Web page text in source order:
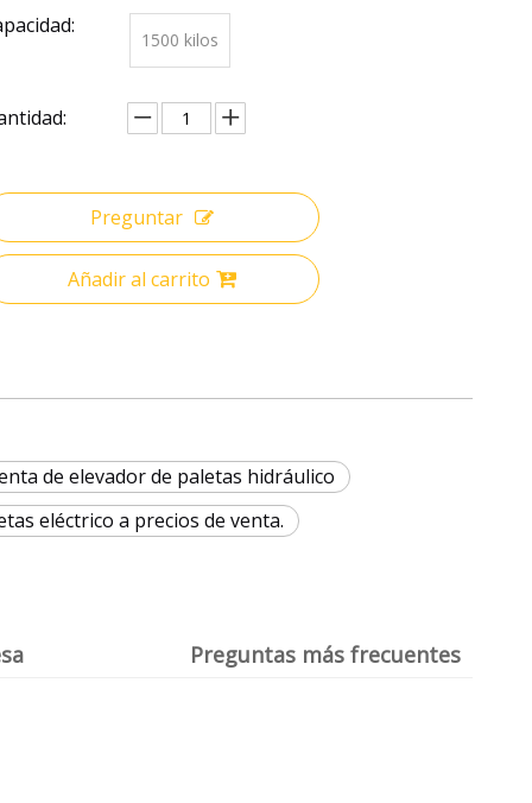
1500 kilos
Preguntar
Añadir al carrito
de elevador de paletas hidráulico
eléctrico a precios de venta.
Preguntas más frecuentes